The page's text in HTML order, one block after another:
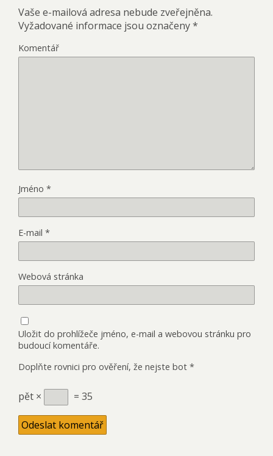
Vaše e-mailová adresa nebude zveřejněna.
Vyžadované informace jsou označeny*
Komentář
Jméno *
E-mail *
Webová stránka
Uložit do prohlížeče jméno, e-mail a webovou stránku pro
budoucí komentáře.
Doplňte rovnici pro ověření, že nejste bot *
pět × = 35